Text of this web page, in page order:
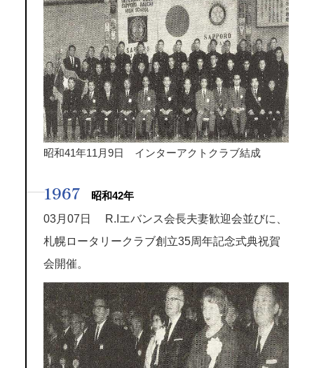
昭和41年11月9日 インターアクトクラブ結成
1967
昭和42年
03月07日 R.Iエバンス会長夫妻歓迎会並びに、
札幌ロータリークラブ創立35周年記念式典祝賀
会開催。